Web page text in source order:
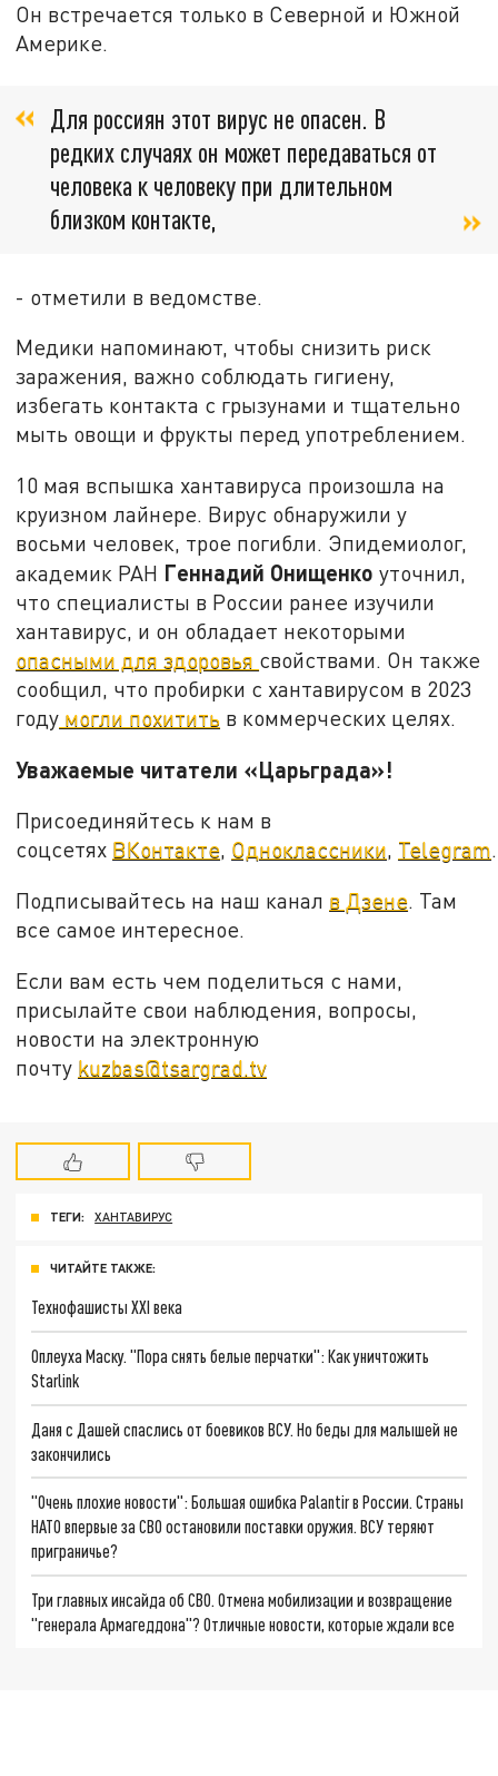
Он встречается только в Северной и Южной
Америке.
Для россиян этот вирус не опасен. В
редких случаях он может передаваться от
человека к человеку при длительном
близком контакте,
- отметили в ведомстве.
Медики напоминают, чтобы снизить риск
заражения, важно соблюдать гигиену,
избегать контакта с грызунами и тщательно
мыть овощи и фрукты перед употреблением.
10 мая вспышка хантавируса произошла на
круизном лайнере. Вирус обнаружили у
восьми человек, трое погибли. Эпидемиолог,
академик РАН Геннадий Онищенко уточнил,
что специалисты в России ранее изучили
хантавирус, и он обладает некоторыми
опасными для здоровья свойствами. Он также
сообщил, что пробирки с хантавирусом в 2023
году могли похитить в коммерческих целях.
Уважаемые читатели «Царьграда»!
Присоединяйтесь к нам в
соцсетях ВКонтакте, Одноклассники, Telegram.
Подписывайтесь на наш канал в Дзене. Там
все самое интересное.
Если вам есть чем поделиться с нами,
присылайте свои наблюдения, вопросы,
новости на электронную
почту kuzbas@tsargrad.tv
ТЕГИ: ХАНТАВИРУС
ЧИТАЙТЕ ТАКЖЕ:
Технофашисты XXI века
Оплеуха Маску. "Пора снять белые перчатки": Как уничтожить
Starlink
Даня с Дашей спаслись от боевиков ВСУ. Но беды для малышей не
закончились
"Очень плохие новости": Большая ошибка Palantir в России. Страны
НАТО впервые за СВО остановили поставки оружия. ВСУ теряют
приграничье?
Три главных инсайда об СВО. Отмена мобилизации и возвращение
"генерала Армагеддона"? Отличные новости, которые ждали все